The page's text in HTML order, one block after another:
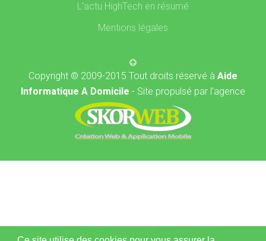
L'actu HighTech en résumé
Mentions légales
Copyright © 2009-2015 Tout droits réservé à Aide
Informatique A Domicile - Site propulsé par l'agence